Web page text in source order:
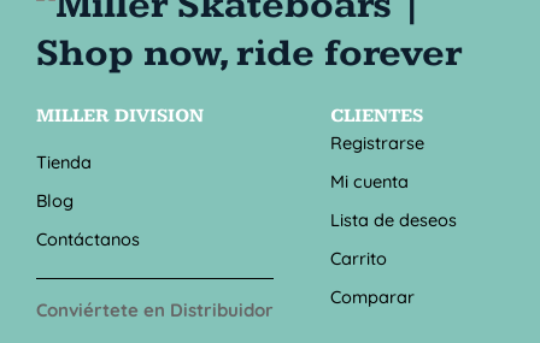
MILLER DIVISION
Tienda
Blog
Contáctanos
Conviértete en Distribuidor
CLIENTES
Registrarse
Mi cuenta
Lista de deseos
Carrito
Comparar